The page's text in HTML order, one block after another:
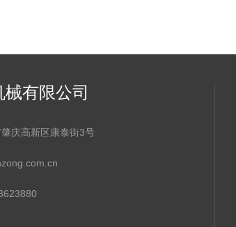
有限公司
庆高新区康泰街3号